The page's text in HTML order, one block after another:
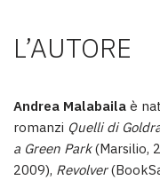
L’AUTORE
Andrea Malabaila è
romanzi Quelli di
a Green Park(Marsilio,
2009), Revolver